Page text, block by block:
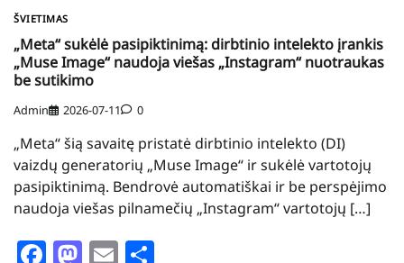
ŠVIETIMAS
„Meta“ sukėlė pasipiktinimą: dirbtinio intelekto įrankis
„Muse Image“ naudoja viešas „Instagram“ nuotraukas
be sutikimo
Admin 2026-07-11 0
„Meta“ šią savaitę pristatė dirbtinio intelekto (DI)
vaizdų generatorių „Muse Image“ ir sukėlė vartotojų
pasipiktinimą. Bendrovė automatiškai ir be perspėjimo
naudoja viešas pilnamečių „Instagram“ vartotojų […]
Facebook
Mastodon
Email